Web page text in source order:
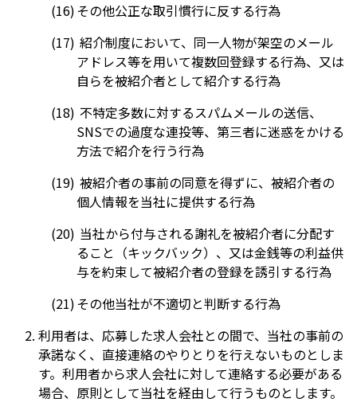
その他公正な取引慣行に反する行為
紹介制度において、同一人物が架空のメール
アドレス等を用いて複数回登録する行為、又は
自らを被紹介者として紹介する行為
不特定多数に対するスパムメールの送信、
SNSでの過度な連投等、第三者に迷惑をかける
方法で紹介を行う行為
被紹介者の事前の同意を得ずに、被紹介者の
個人情報を当社に提供する行為
当社から付与される謝礼を被紹介者に分配す
ること（キックバック）、又は金銭等の利益供
与を約束して被紹介者の登録を誘引する行為
その他当社が不適切と判断する行為
利用者は、応募した求人会社との間で、当社の事前の
承諾なく、直接連絡のやりとりを行えないものとしま
す。利用者から求人会社に対して連絡する必要がある
場合、原則として当社を経由して行うものとします。